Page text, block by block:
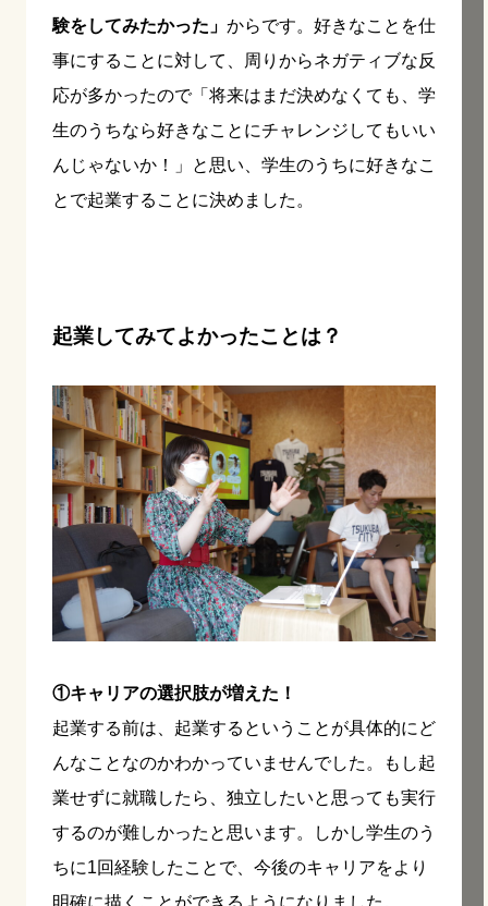
験をしてみたかった」 からです。好きなことを仕
事にすることに対して、周りからネガティブな反
応が多かったので「将来はまだ決めなくても、学
生のうちなら好きなことにチャレンジしてもいい
んじゃないか！」と思い、学生のうちに好きなこ
とで起業することに決めました。
起業してみてよかったことは？
①キャリアの選択肢が増えた！
起業する前は、起業するということが具体的にど
んなことなのかわかっていませんでした。もし起
業せずに就職したら、独立したいと思っても実行
するのが難しかったと思います。しかし学生のう
ちに1回経験したことで、今後のキャリアをより
明確に描くことができるようになりました。